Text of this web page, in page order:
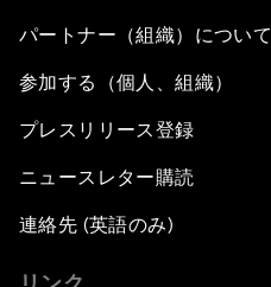
パートナー（組織）について
参加する（個人、組織）
プレスリリース登録
ニュースレター購読
連絡先 (英語のみ)